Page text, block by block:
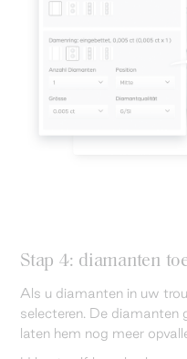
Stap 4: diamanten
Als u diamanten in uw
selecteren. De diamanten
laten hem nog meer